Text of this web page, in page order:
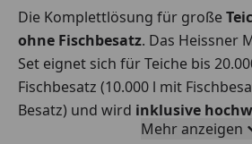
Die Komplettlösung für große
ohne Fischbesatz. Das Heissner
Set eignet sich für Teiche bis
Fischbesatz (10.000 l mit
Besatz) und wird inklusive
, kraftvoller ECO-
Mehr anzeigen